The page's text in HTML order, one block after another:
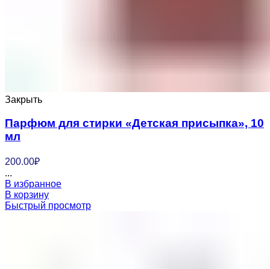
Закрыть
Парфюм для стирки «Детская присыпка», 10
мл
200.00₽
...
В избранное
В корзину
Быстрый просмотр